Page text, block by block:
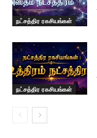
நட்சத்திர ரகசியங்கள்
நட்சத்திர ரகசியங்கள்